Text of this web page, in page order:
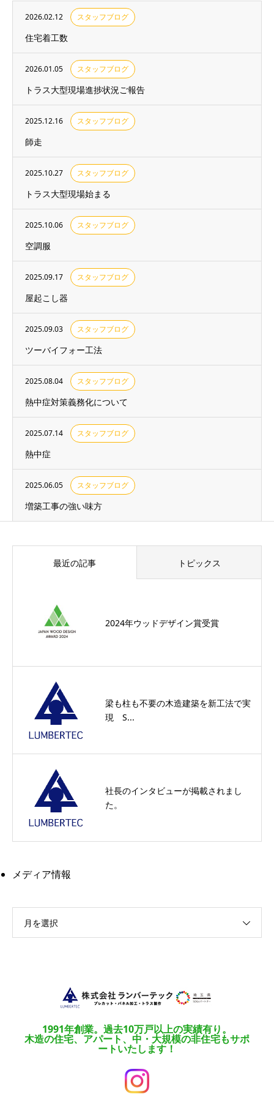
2026.02.12 スタッフブログ
住宅着工数
2026.01.05 スタッフブログ
トラス大型現場進捗状況ご報告
2025.12.16 スタッフブログ
師走
2025.10.27 スタッフブログ
トラス大型現場始まる
2025.10.06 スタッフブログ
空調服
2025.09.17 スタッフブログ
屋起こし器
2025.09.03 スタッフブログ
ツーバイフォー工法
2025.08.04 スタッフブログ
熱中症対策義務化について
2025.07.14 スタッフブログ
熱中症
2025.06.05 スタッフブログ
増築工事の強い味方
最近の記事 トピックス
2024年ウッドデザイン賞受賞
梁も柱も不要の木造建築を新工法で実
現 S...
社長のインタビューが掲載されまし
た。
メディア情報
月を選択
1991年創業。過去10万戸以上の実績有り。
木造の住宅、アパート、中・大規模の非住宅もサポ
ートいたします！